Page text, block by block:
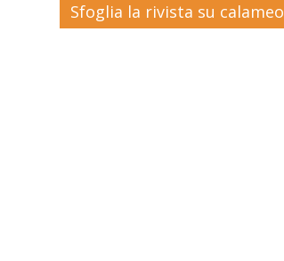
Sfoglia la rivista su calameo